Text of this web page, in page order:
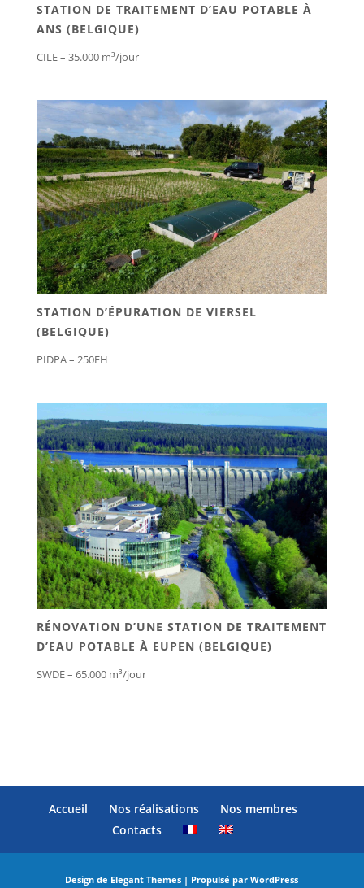
STATION DE TRAITEMENT D’EAU POTABLE À
ANS (BELGIQUE)
CILE – 35.000 m³/jour
STATION D’ÉPURATION DE VIERSEL
(BELGIQUE)
PIDPA – 250EH
RÉNOVATION D’UNE STATION DE TRAITEMENT
D’EAU POTABLE À EUPEN (BELGIQUE)
SWDE – 65.000 m³/jour
Accueil Nos réalisations
Nos membres
Contacts
Design de Elegant Themes | Propulsé parWordPress